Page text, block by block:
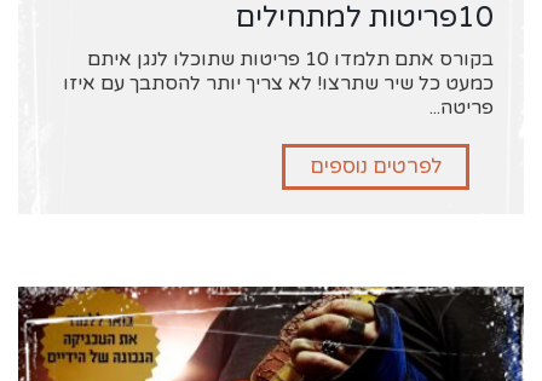
10פריטות למתחילים
בקורס אתם תלמדו 10 פריטות שתוכלו לנגן איתם
כמעט כל שיר שתרצו! לא צריך יותר להסתבך עם איזו
פריטה...
לפרטים נוספים